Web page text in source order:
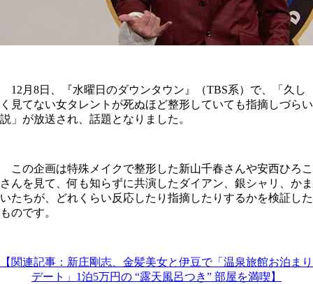
12月8日、『水曜日のダウンタウン』（TBS系）で、「久し
く見てない女タレントが死ぬほど整形していても指摘しづらい
説」が放送され、話題となりました。
この企画は特殊メイクで整形した新山千春さんや安西ひろこ
さんを見て、何も知らずに共演したダイアン、銀シャリ、かま
いたちが、どれくらい反応したり指摘したりするかを検証した
ものです。
【関連記事：新庄剛志、金髪美女と伊豆で「温泉旅館お泊まり
デート」1泊5万円の “露天風呂つき” 部屋を満喫】